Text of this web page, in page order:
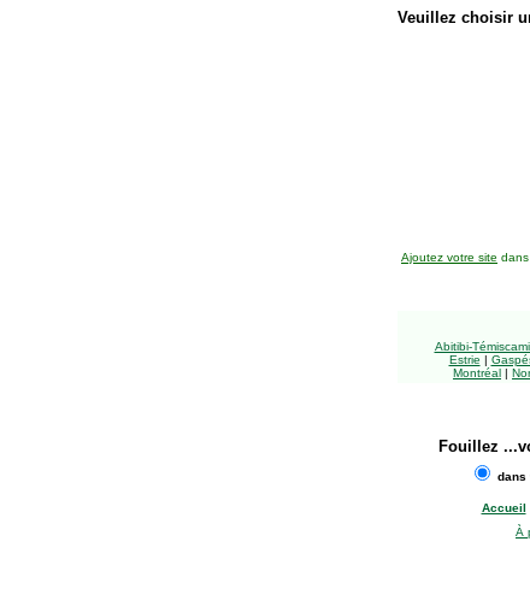
Veuillez choisir
Ajoutez votre site
Abitibi-
Estrie |
Montréal |
Fouillez
dans
Accueil
À